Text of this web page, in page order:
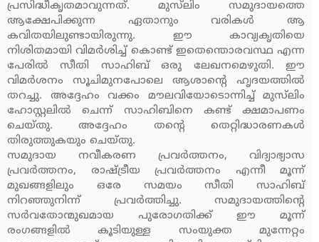
പ്രസിദ്ധീകൃതമാവുന്നത്. മുസ്‌ലിം സമുദായത്തെ
ആക്ഷേപിക്കുന്ന ഏതാനും വരികള്‍ ആ
കവിതയിലുണ്ടായിരുന്നു. ഈ കാവ്യകൃതിയെ
നിശിതമായി വിമര്‍ശിച്ച് കൊണ്ട് ഇതെന്തൊരവസ്ഥ എന്ന
പേരില്‍ സീതി സാഹിബ് ഒരു ലേഖനമെഴുതി. ഈ
വിമര്‍ശനം സൂചിമുനപോലെ ആശാന്റെ ഹൃദയത്തില്‍
തറച്ചു. അദ്ദേഹം വക്കം മൗലവിയോടൊന്നിച്ച് മുസ്‌ലിം
ഹോസ്റ്റലില്‍ ചെന്ന് സാഹിബിനെ കണ്ട് ക്ഷമാപണം
ചെയ്തു. അദ്ദേഹം തന്റെ തെറ്റിദ്ധാരണകള്‍
തിരുത്തുകയും ചെയ്തു.
സമുദായ നവീകരണ പ്രവര്‍ത്തനം, വിദ്യാഭ്യാസ
പ്രവര്‍ത്തനം, രാഷ്ട്രീയ പ്രവര്‍ത്തനം എന്നീ മൂന്ന്
മുഖങ്ങളിലും ഒരേ സമയം സീതി സാഹിബ്
നിറഞ്ഞുനിന്ന് പ്രവര്‍ത്തിച്ചു. സമുദായത്തിന്റെ
സര്‍വതോന്മുഖമായ പുരോഗതിക്ക് ഈ മൂന്ന്
രംഗങ്ങളില്‍ കൂടിയുള്ള സംയുക്ത മുന്നേറ്റം